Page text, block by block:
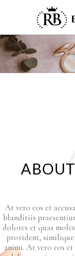
At vero eos et
blanditiis
dolores et quas
provident,
animi. At vero eos